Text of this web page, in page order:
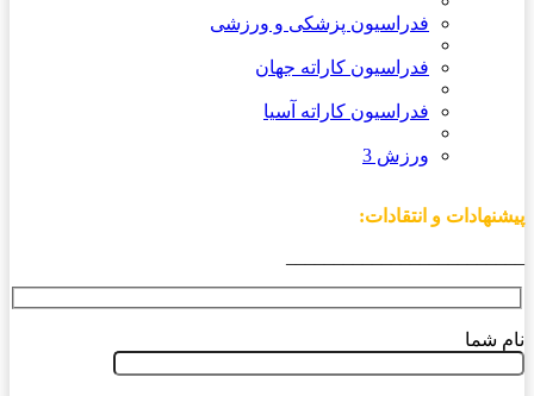
فدراسیون پزشکی و ورزشی
فدراسیون کاراته جهان
فدراسیون کاراته آسیا
ورزش 3
پیشنهادات و انتقادات:
نام شما